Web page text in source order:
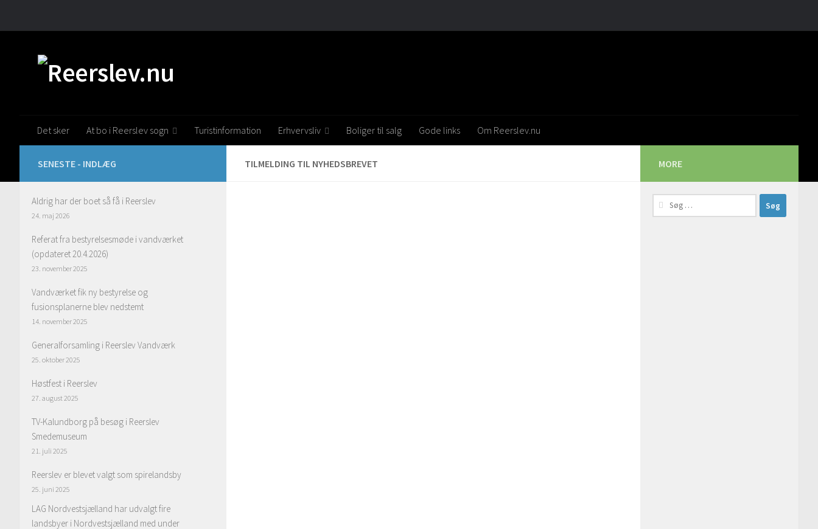
Det sker At bo i Reerslev sogn Turistinformation Erhvervsliv Boliger til salg Gode links Om Reerslev.nu
TILMELDING TIL NYHEDSBREVET
SENESTE - INDLÆG
Aldrig har der boet så få i Reerslev
24. maj 2026
Referat fra bestyrelsesmøde i vandværket
(opdateret 20.4.2026)
23. november 2025
Vandværket fik ny bestyrelse og
fusionsplanerne blev nedstemt
14. november 2025
Generalforsamling i Reerslev Vandværk
25. oktober 2025
Høstfest i Reerslev
27. august 2025
TV-Kalundborg på besøg i Reerslev
Smedemuseum
21. juli 2025
Reerslev er blevet valgt som spirelandsby
25. juni 2025
LAG Nordvestsjælland har udvalgt fire
landsbyer i Nordvestsjælland med under
MORE
Søg
efter: